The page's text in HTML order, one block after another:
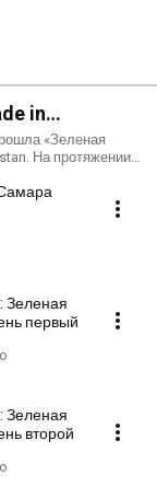
in
«Зеленая
специи,
панельные
из Ташкента
более 40
на общую
дня бизнес-
100
Зеленая
первый
Зеленая
второй